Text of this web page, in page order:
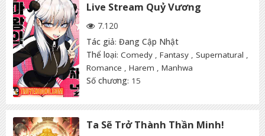
Live Stream Quỷ Vương
7.120
Tác giả: Đang Cập Nhật
Thể loại: Comedy , Fantasy , Supernatural ,
Romance , Harem , Manhwa
Số chương: 15
Ta Sẽ Trở Thành Thần Minh!